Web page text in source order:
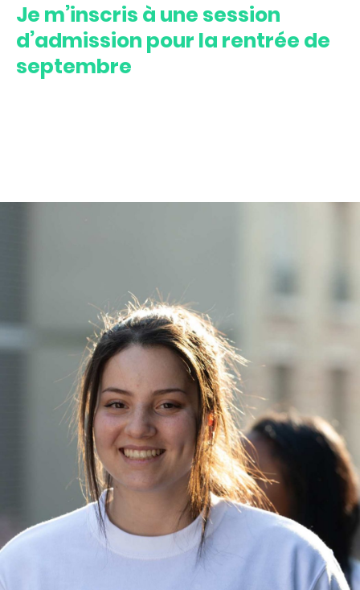
Je m’inscris à une session
d’admission pour la rentrée de
septembre